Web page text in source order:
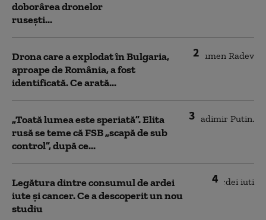
doborârea dronelor
rusești...
2
Drona care a explodat în Bulgaria,
aproape de România, a fost
identificată. Ce arată...
3
„Toată lumea este speriată”. Elita
rusă se teme că FSB „scapă de sub
control”, după ce...
4
Legătura dintre consumul de ardei
iute și cancer. Ce a descoperit un nou
studiu